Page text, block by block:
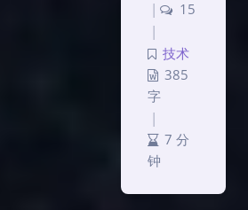
15
技术
385
字
7 分
钟